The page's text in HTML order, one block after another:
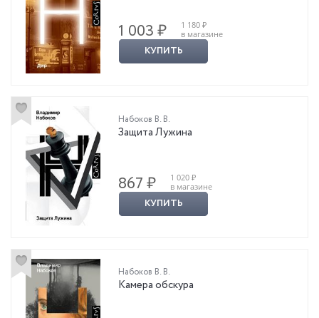
1 003 ₽
1 180 ₽
в магазине
КУПИТЬ
Набоков В. В.
Защита Лужина
867 ₽
1 020 ₽
в магазине
КУПИТЬ
Набоков В. В.
Камера обскура